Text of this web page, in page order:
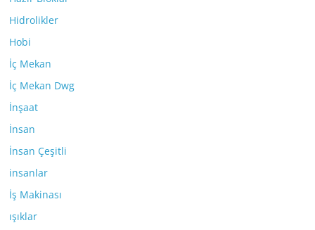
Hidrolikler
Hobi
İç Mekan
İç Mekan Dwg
İnşaat
İnsan
İnsan Çeşitli
insanlar
İş Makinası
ışıklar